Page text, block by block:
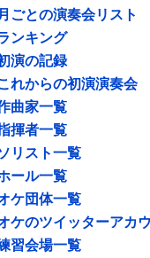
月ごとの演奏会リスト
ンキング
演の記録
れからの初演演奏会
曲家一覧
揮者一覧
リスト一覧
ール一覧
ケ団体一覧
ケのツイッターアカ
習会場一覧